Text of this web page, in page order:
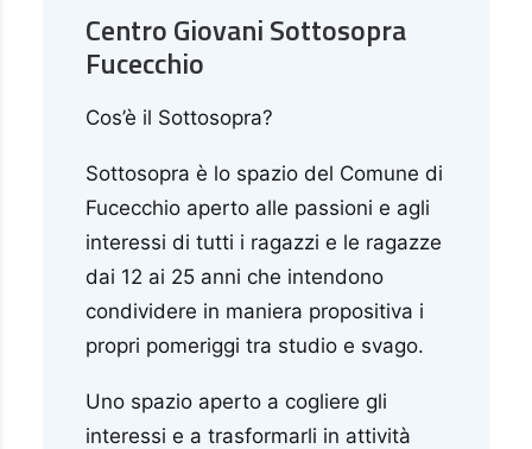
Centro Giovani Sottosopra
Fucecchio
Cos’è il Sottosopra?
Sottosopra è lo spazio del Comune di
Fucecchio aperto alle passioni e agli
interessi di tutti i ragazzi e le ragazze
dai 12 ai 25 anni che intendono
condividere in maniera propositiva i
propri pomeriggi tra studio e svago.
Uno spazio aperto a cogliere gli
interessi e a trasformarli in attività